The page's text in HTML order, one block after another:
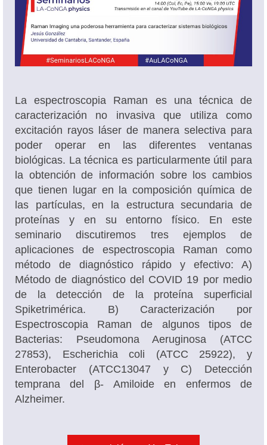
Oferta académica
La espectroscopia Raman es una técnica de
caracterización no invasiva que utiliza como
excitación rayos láser de manera selectiva para
poder operar en las diferentes ventanas
biológicas. La técnica es particularmente útil para
la obtención de información sobre los cambios
que tienen lugar en la composición química de
las partículas, en la estructura secundaria de
proteínas y en su entorno físico. En este
seminario discutiremos tres ejemplos de
aplicaciones de espectroscopia Raman como
método de diagnóstico rápido y efectivo: A)
Método de diagnóstico del COVID 19 por medio
de la detección de la proteína superficial
Spiketrimérica. B) Caracterización por
Espectroscopia Raman de algunos tipos de
Bacterias: Pseudomona Aeruginosa (ATCC
27853), Escherichia coli (ATCC 25922), y
Enterobacter (ATCC13047 y C) Detección
temprana del β- Amiloide en enfermos de
Alzheimer.